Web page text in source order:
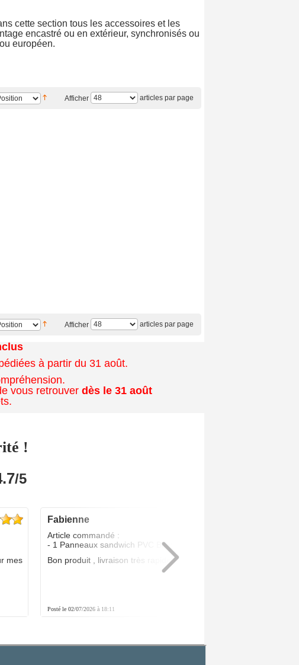
cette section tous les accessoires et les
encastré ou en extérieur, synchronisés ou
européen.
Afficher articles par page
Afficher articles par page
à partir du 31 août.
vous retrouver dès le 31 août
!
/5
mes
fabienne
Posté le 02/07/2026 à 18:11
Article commandé :
- 1 Panneaux sandwich PVC Blanc 24 MM
Bon produit , livraison très rapide .Parfait